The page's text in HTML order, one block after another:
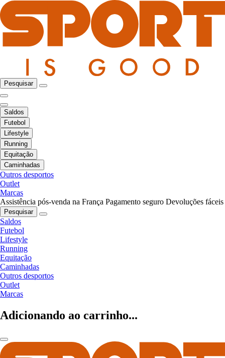
Pesquisar
Saldos
Futebol
Lifestyle
Running
Equitação
Caminhadas
Outros desportos
Outlet
Marcas
Assistência pós-venda na França Pagamento seguro Devoluções fáceis
Pesquisar
Saldos
Futebol
Lifestyle
Running
Equitação
Caminhadas
Outros desportos
Outlet
Marcas
Adicionando ao carrinho...